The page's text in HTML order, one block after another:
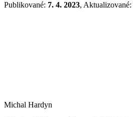
Publikované: 7. 4. 2023, Aktualizované:
Michal Hardyn